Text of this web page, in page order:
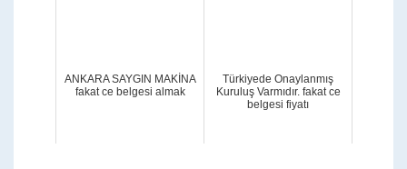
ANKARA SAYGIN MAKİNA
fakat ce belgesi almak
Türkiyede Onaylanmış
Kuruluş Varmıdır. fakat ce
belgesi fiyatı